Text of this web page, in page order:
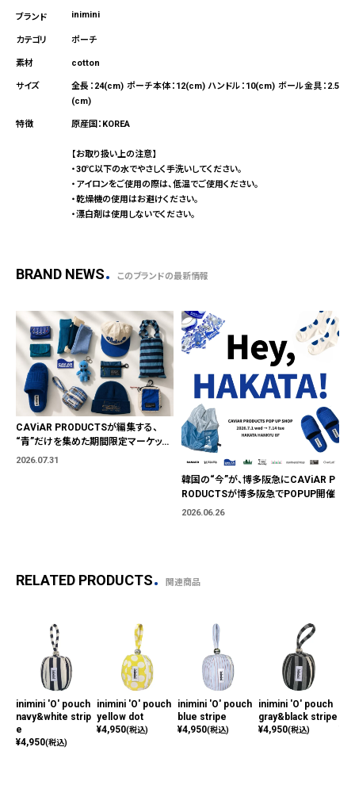
inimini
ポーチ
cotton
全長：24(cm) ポーチ本体：12(cm) ハンドル：10(cm) ボール金具：2.5
(cm)
原産国：KOREA
【お取り扱い上の注意】
・30℃以下の水でやさしく手洗いしてください。
・アイロンをご使用の際は、低温でご使用ください。
・乾燥機の使用はお避けください。
・漂白剤は使用しないでください。
BRAND NEWS このブランドの最新情報
CAViAR PRODUCTSが編集する、
“青”だけを集めた期間限定マーケット
「BLUE MARKET」が横浜に。ブランド
2026.07.31
韓国の“今”が、博多阪急にCAViAR P
RODUCTSが博多阪急でPOPUP開催
2026.06.26
RELATED PRODUCTS 関連商品
inimini 'O' pouch
navy&white strip
e
¥4,950(税込)
inimini 'O' pouch
yellow dot
¥4,950(税込)
inimini 'O' pouch
blue stripe
¥4,950(税込)
inimini 'O' pouch
gray&black stripe
¥4,950(税込)